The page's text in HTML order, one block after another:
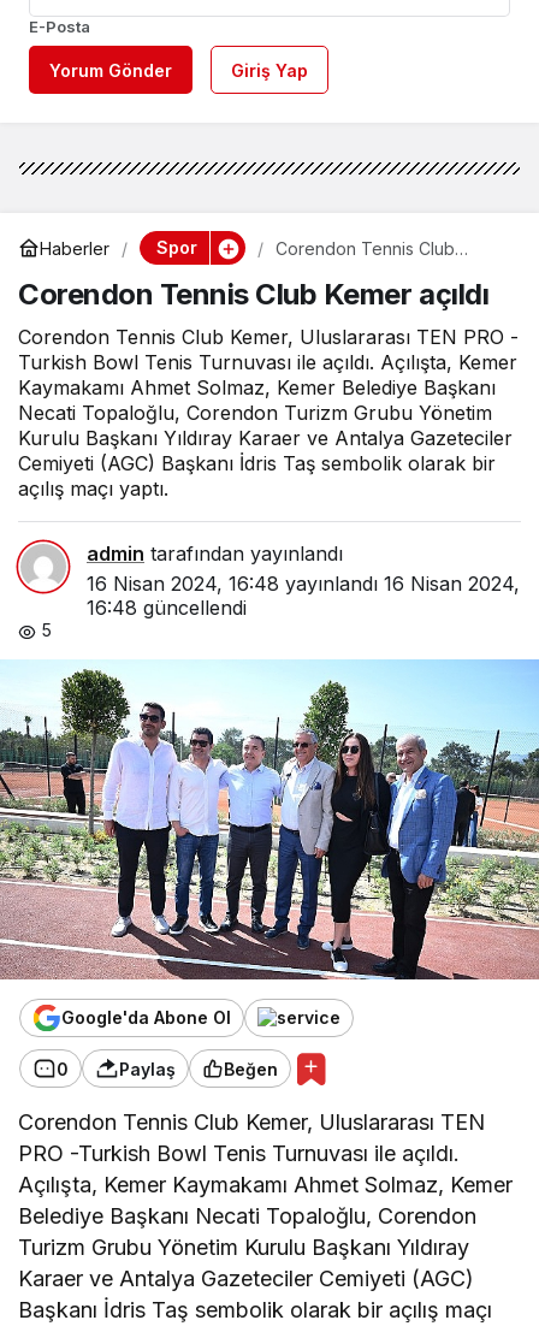
E-Posta
Yorum Gönder Giriş Yap
Haberler Spor
Corendon Tennis Club
Corendon Tennis Club Kemer açıldı
Corendon Tennis Club Kemer, Uluslararası TEN PRO -
Turkish Bowl Tenis Turnuvası ile açıldı. Açılışta, Kemer
Kaymakamı Ahmet Solmaz, Kemer Belediye Başkanı
Necati Topaloğlu, Corendon Turizm Grubu Yönetim
Kurulu Başkanı Yıldıray Karaer ve Antalya Gazeteciler
Cemiyeti (AGC) Başkanı İdris Taş sembolik olarak bir
açılış maçı yaptı.
admin tarafından yayınlandı
16 Nisan 2024, 16:48 yayınlandı 16 Nisan 2024,
16:48 güncellendi
5
Google'da Abone Ol
0 Paylaş Beğen
Corendon Tennis Club Kemer, Uluslararası TEN
PRO -Turkish Bowl Tenis Turnuvası ile açıldı.
Açılışta, Kemer Kaymakamı Ahmet Solmaz, Kemer
Belediye Başkanı Necati Topaloğlu, Corendon
Turizm Grubu Yönetim Kurulu Başkanı Yıldıray
Karaer ve Antalya Gazeteciler Cemiyeti (AGC)
Başkanı İdris Taş sembolik olarak bir açılış maçı